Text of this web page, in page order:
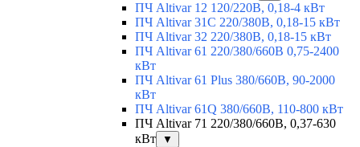
ПЧ Altivar 12 120/220В, 0,18-4 кВт
ПЧ Altivar 31C 220/380В, 0,18-15 кВт
ПЧ Altivar 32 220/380В, 0,18-15 кВт
ПЧ Altivar 61 220/380/660В 0,75-2400
кВт
ПЧ Altivar 61 Plus 380/660В, 90-2000
кВт
ПЧ Altivar 61Q 380/660В, 110-800 кВт
ПЧ Altivar 71 220/380/660В, 0,37-630
кВт
▼